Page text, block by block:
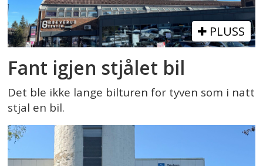
PLUSS
Fant igjen stjålet bil
Det ble ikke lange bilturen for tyven som i natt
stjal en bil.